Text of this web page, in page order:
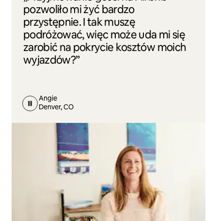
pozwoliło mi żyć bardzo
przystępnie. I tak muszę
podróżować, więc może uda mi się
zarobić na pokrycie kosztów moich
wyjazdów?”
Angie
Denver, CO